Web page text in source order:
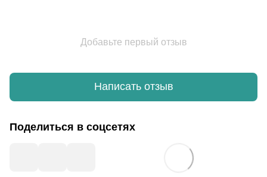
Добавьте первый отзыв
Написать отзыв
Поделиться в соцсетях